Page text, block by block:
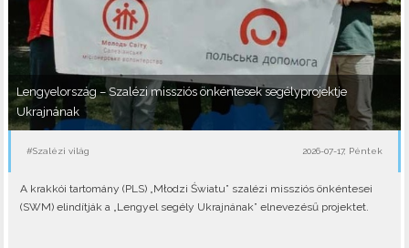
Lengyelország – Szalézi missziós önkéntesek segélyprojektje
Ukrajnának
#Szalézi világ 2026-07-17, Péntek
A krakkói tartomány (PLS) „Młodzi Światu” szalézi missziós önkéntesei
(SWM) elindítják a „Lengyel segély Ukrajnának” elnevezésű projektet.